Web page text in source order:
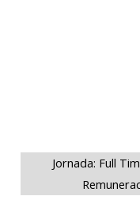
Jornada: Full